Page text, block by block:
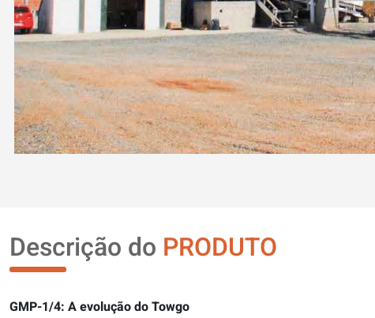
Descrição do PRODUTO
GMP-1/4: A evolução do Towgo